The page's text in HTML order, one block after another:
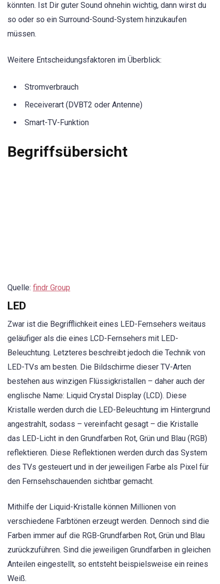
könnten. Ist Dir guter Sound ohnehin wichtig, dann wirst du
so oder so ein Surround-Sound-System hinzukaufen
müssen.
Weitere Entscheidungsfaktoren im Überblick:
Stromverbrauch
Receiverart (DVBT2 oder Antenne)
Smart-TV-Funktion
Begriffsübersicht
Quelle: findr Group
LED
Zwar ist die Begrifflichkeit eines LED-Fernsehers weitaus
geläufiger als die eines LCD-Fernsehers mit LED-
Beleuchtung. Letzteres beschreibt jedoch die Technik von
LED-TVs am besten. Die Bildschirme dieser TV-Arten
bestehen aus winzigen Flüssigkristallen – daher auch der
englische Name: Liquid Crystal Display (LCD). Diese
Kristalle werden durch die LED-Beleuchtung im Hintergrund
angestrahlt, sodass – vereinfacht gesagt – die Kristalle
das LED-Licht in den Grundfarben Rot, Grün und Blau (RGB)
reflektieren. Diese Reflektionen werden durch das System
des TVs gesteuert und in der jeweiligen Farbe als Pixel für
den Fernsehschauenden sichtbar gemacht.
Mithilfe der Liquid-Kristalle können Millionen von
verschiedene Farbtönen erzeugt werden. Dennoch sind die
Farben immer auf die RGB-Grundfarben Rot, Grün und Blau
zurückzuführen. Sind die jeweiligen Grundfarben in gleichen
Anteilen eingestellt, so entsteht beispielsweise ein reines
Weiß.